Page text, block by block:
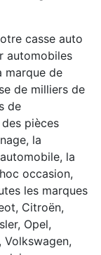
casse auto
automobiles
marque de
de milliers de
de
pièces
la
la
occasion,
les marques
Citroën,
Opel,
Volkswagen,